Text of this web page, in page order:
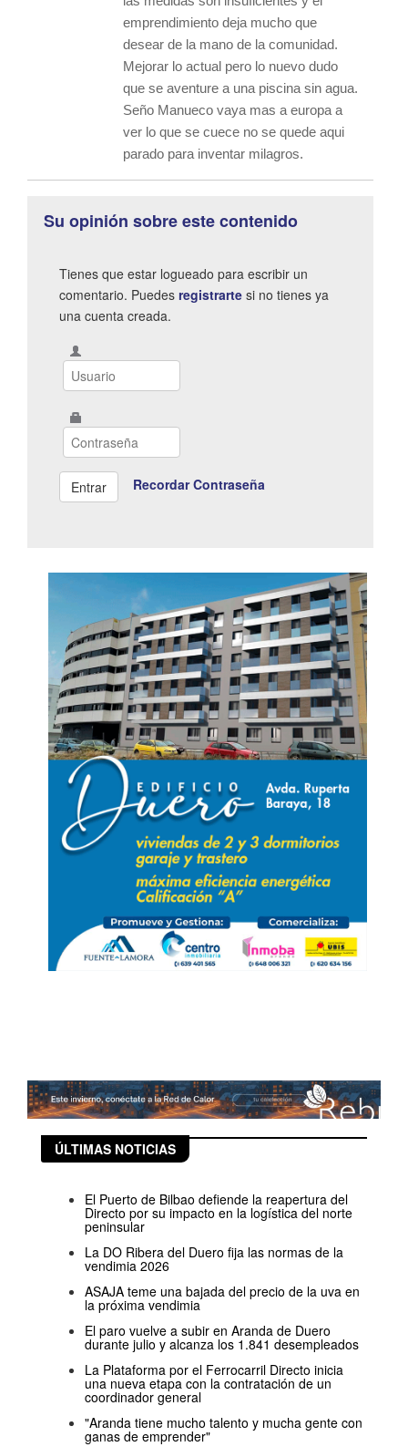
emprendimiento deja mucho que
desear de la mano de la comunidad.
Mejorar lo actual pero lo nuevo dudo
que se aventure a una piscina sin agua.
Seño Manueco vaya mas a europa a
ver lo que se cuece no se quede aqui
parado para inventar milagros.
Su opinión sobre este contenido
Tienes que estar logueado para escribir un
comentario. Puedes registrarte si no tienes ya
una cuenta creada.
Recordar Contraseña
ÚLTIMAS NOTICIAS
El Puerto de Bilbao defiende la reapertura del
Directo por su impacto en la logística del norte
peninsular
La DO Ribera del Duero fija las normas de la
vendimia 2026
ASAJA teme una bajada del precio de la uva en
la próxima vendimia
El paro vuelve a subir en Aranda de Duero
durante julio y alcanza los 1.841 desempleados
La Plataforma por el Ferrocarril Directo inicia
una nueva etapa con la contratación de un
coordinador general
"Aranda tiene mucho talento y mucha gente con
ganas de emprender"